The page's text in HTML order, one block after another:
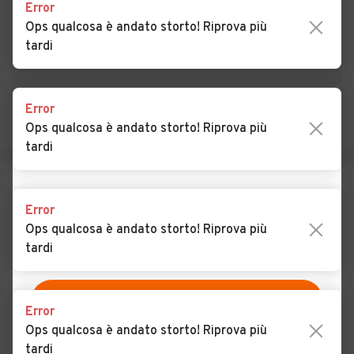
Auto usate Giavera del
Montello
Sant'Urbano
Auto usate Loria
Auto usate Mareno di Piave
Auto usate Maserada sul
Piave
Auto usate Meduna di
Livenza
Auto usate Miane
Auto usate Mogliano
Auto usate Monastier di
Auto usate Monfumo
Auto usate Montebelluna Auto usate Morgano
Error
Ops qualcosa è andato storto! Riprova più
tardi
Error
Ops qualcosa è andato storto! Riprova più
tardi
Error
Ops qualcosa è andato storto! Riprova più
tardi
Error
Ops qualcosa è andato storto! Riprova più
tardi